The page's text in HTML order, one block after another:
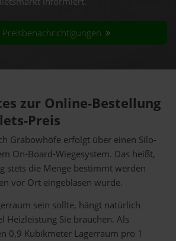
zur Online-Bestellung
Preis
Grabowhöfe erfolgt über einen Silo-
On-Board-Wiegesystem. Das heißt,
stets die Menge bestimmt werden
vor Ort eingeblasen wurde.
sein sollte, hängt natürlich
Heizleistung Sie brauchen. Als
0,9 Kubikmeter Lagerraum pro 1